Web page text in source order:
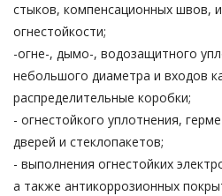
стыков, компенсационных швов,
огнестойкости;
-огне-, дымо-, водозащитного
небольшого диаметра и входов
распределительные коробки;
- огнестойкого уплотнения,
дверей и стеклопакетов;
- выполнения огнестойких
а также антикоррозионных